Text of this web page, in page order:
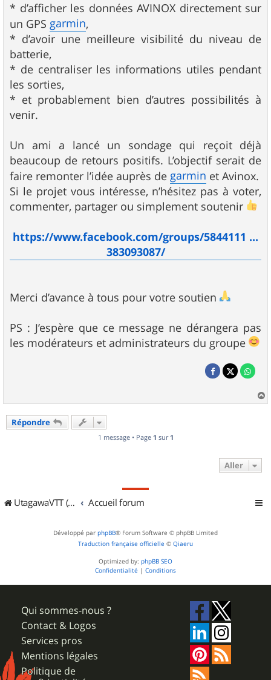
* d’afficher les données AVINOX directement sur
un GPS garmin,
* d’avoir une meilleure visibilité du niveau de
batterie,
* de centraliser les informations utiles pendant
les sorties,
* et probablement bien d’autres possibilités à
venir.
Un ami a lancé un sondage qui reçoit déjà
beaucoup de retours positifs. L’objectif serait de
faire remonter l’idée auprès de garmin et Avinox.
Si le projet vous intéresse, n’hésitez pas à voter,
commenter, partager ou simplement soutenir
https://www.facebook.com/groups/5844111 ...
383093087/
Merci d’avance à tous pour votre soutien
PS : J’espère que ce message ne dérangera pas
les modérateurs et administrateurs du groupe
a
Répondre
1 message • Page 1 sur 1
Aller
UtagawaVTT (Randos VTT et VTTAE avec traces GPS) Accueil forum
Développé par phpBB® Forum Software © phpBB Limited
Traduction française officielle © Qiaeru
Optimized by: phpBB SEO
Confidentialité | Conditions
Qui sommes-nous ?
Contact & Logos
Services pros
Mentions légales
Politique de